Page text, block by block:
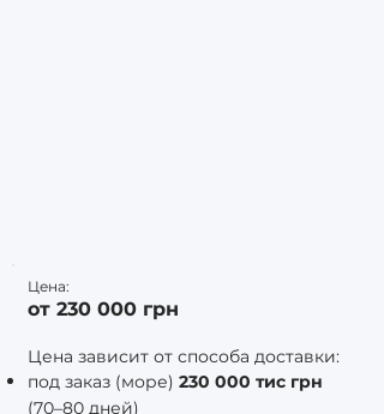
Цена:
от 230 000 грн
Цена зависит от способа доставки:
под заказ (море) 230 000 тис грн
(70–80 дней)